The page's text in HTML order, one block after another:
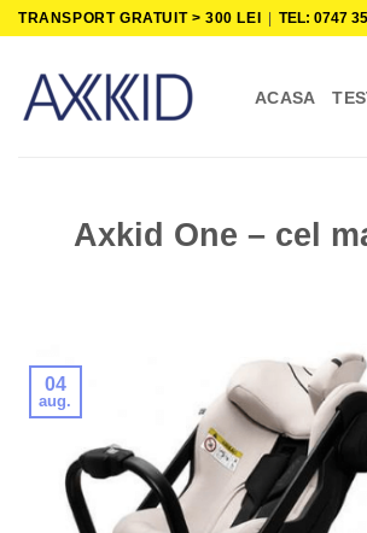
Skip
content
TRANSPORT GRATUIT > 300 LEI |TEL: 0747
ACASA
Axkid One – cel
04
aug.